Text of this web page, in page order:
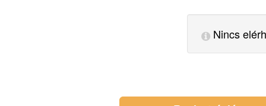
Nincs